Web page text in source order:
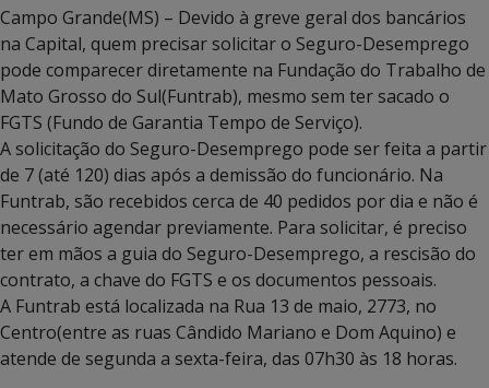
Campo Grande(MS) – Devido à greve geral dos bancários
na Capital, quem precisar solicitar o Seguro-Desemprego
pode comparecer diretamente na Fundação do Trabalho de
Mato Grosso do Sul(Funtrab), mesmo sem ter sacado o
FGTS (Fundo de Garantia Tempo de Serviço).
A solicitação do Seguro-Desemprego pode ser feita a partir
de 7 (até 120) dias após a demissão do funcionário. Na
Funtrab, são recebidos cerca de 40 pedidos por dia e não é
necessário agendar previamente. Para solicitar, é preciso
ter em mãos a guia do Seguro-Desemprego, a rescisão do
contrato, a chave do FGTS e os documentos pessoais.
A Funtrab está localizada na Rua 13 de maio, 2773, no
Centro(entre as ruas Cândido Mariano e Dom Aquino) e
atende de segunda a sexta-feira, das 07h30 às 18 horas.